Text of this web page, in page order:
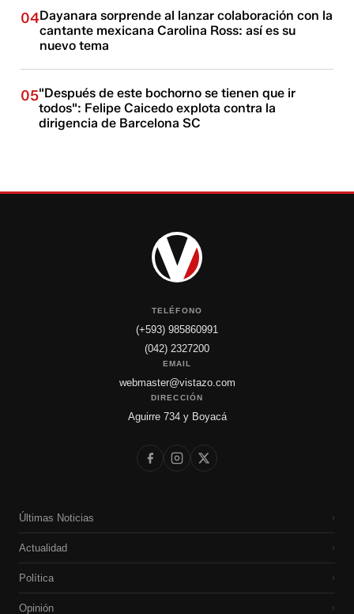
04Dayanara sorprende al lanzar colaboración con la
cantante mexicana Carolina Ross: así es su
nuevo tema
05"Después de este bochorno se tienen que ir
todos": Felipe Caicedo explota contra la
dirigencia de Barcelona SC
TELÉFONO
(+593) 985860991
(042) 2327200
EMAIL
webmaster@vistazo.com
DIRECCIÓN
Aguirre 734 y Boyacá
Últimas Noticias ›
Actualidad ›
Política ›
Opinión ›